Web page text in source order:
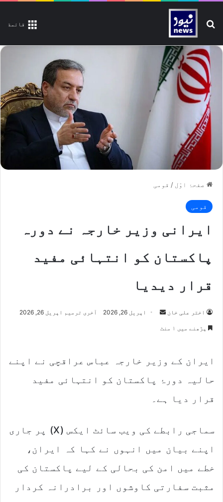
قائمة تلاش کیجیے
صفحۂ اوّل / قومی
قومی
ایرانی وزیر خارجہ نے دورہ
پاکستان کو انتہائی مفید
قرار دیدیا
اختر علی خان
Send
اپریل 26, 2026 آخری ترمیم اپریل 26, 2026
پڑھنے میں ۱ منٹ
ایران کے وزیر خارجہ عباس عراقچی نے اپنے
حالیہ دورۂ پاکستان کو انتہائی مفید
قرار دیا ہے۔
سماجی رابطے کی ویب سائٹ ایکس (X) پر جاری
اپنے بیان میں انہوں نے کہا کہ ایران،
خطے میں امن کی بحالی کے لیے پاکستان کی
مثبت سفارتی کاوشوں اور برادرانہ کردار